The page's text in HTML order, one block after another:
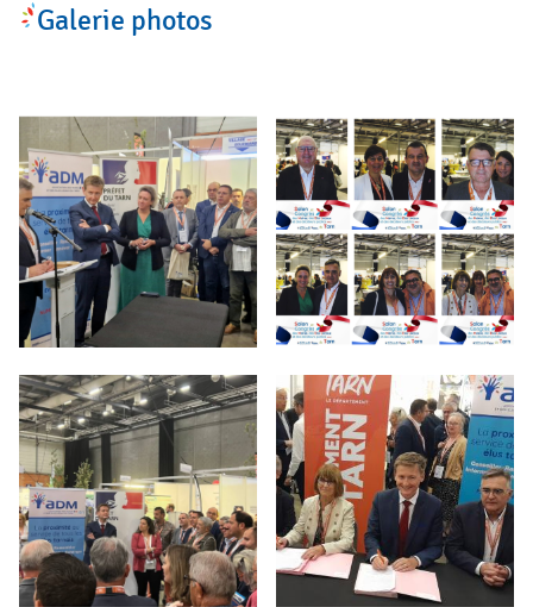
Galerie photos